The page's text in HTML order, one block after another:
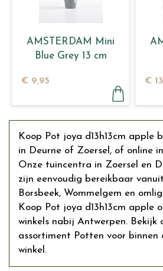
AMSTERDAM Mini
Blue Grey 13 cm
€ 9,95 € 13
Koop Pot joya d13h13cm apple
in Deurne of Zoersel, of online
Onze tuincentra in Zoersel en
zijn eenvoudig bereikbaar
Borsbeek, Wommelgem en
Koop Pot joya d13h13cm apple
winkels nabij Antwerpen. Bekijk
assortiment Potten voor binnen
winkel.